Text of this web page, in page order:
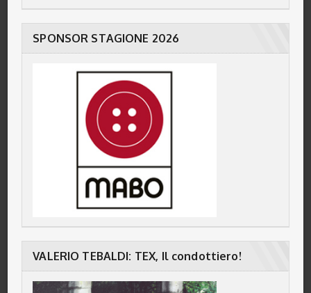
SPONSOR STAGIONE 2026
VALERIO TEBALDI: TEX, Il condottiero!